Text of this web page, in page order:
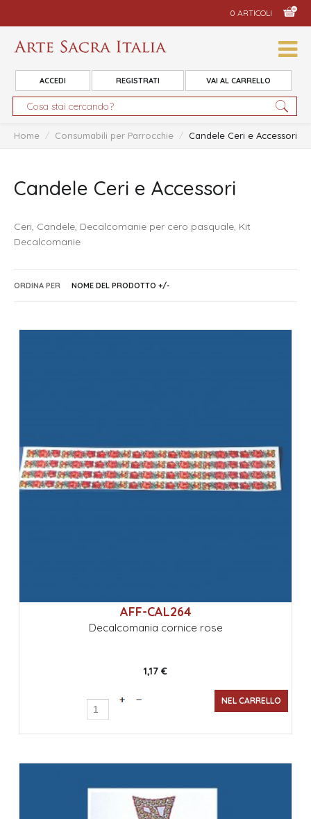
0 ARTICOLI
ACCEDI REGISTRATI VAI AL CARRELLO
Home / Consumabili per Parrocchie / Candele Ceri e Accessori
Candele Ceri e Accessori
Ceri, Candele, Decalcomanie per cero pasquale, Kit
Decalcomanie
ORDINA PER NOME DEL PRODOTTO +/-
AFF-CAL264
Decalcomania cornice rose
1,17 €